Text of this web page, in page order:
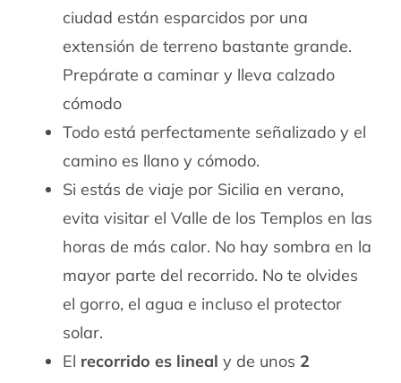
ciudad están esparcidos por una
extensión de terreno bastante grande.
Prepárate a caminar y lleva calzado
cómodo
Todo está perfectamente señalizado y el
camino es llano y cómodo.
Si estás de viaje por Sicilia en verano,
evita visitar el Valle de los Templos en las
horas de más calor. No hay sombra en la
mayor parte del recorrido. No te olvides
el gorro, el agua e incluso el protector
solar.
El recorrido es lineal y de unos 2